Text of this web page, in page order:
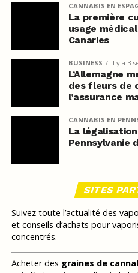
CANNABIS EN
La première
usage
Canaries
BUSINESS il y a 3
L’Allemagne
des fleurs de
l’assurance
CANNABIS EN
La
Pennsylvanie
SITES
Suivez toute l’actualité des
et conseils d’achats pour
concentrés.
Acheter des graines de